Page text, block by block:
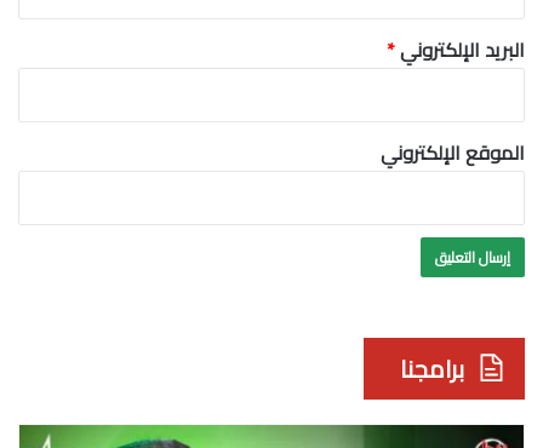
البريد الإلكتروني*
الموقع الإلكتروني
برامجنا